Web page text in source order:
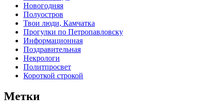
Новогодняя
Полуостров
Твои люди, Камчатка
Прогулки по Петропавловску
Информационная
Поздравительная
Некрологи
Политпросвет
Короткой строкой
Метки